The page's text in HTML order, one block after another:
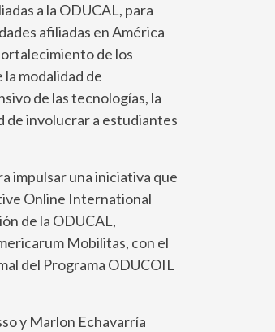
a la ODUCAL, para
afiliadas en América
de los
modalidad de
de las tecnologías, la
de involucrar a estudiantes
impulsar una iniciativa que
Online International
de la ODUCAL,
Mobilitas, con el
del Programa ODUCOIL
y Marlon Echavarría